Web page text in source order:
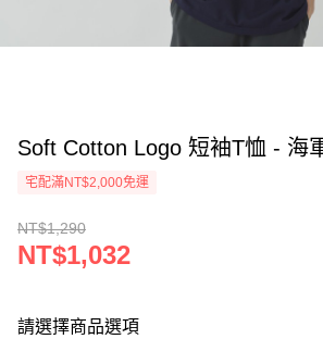
Soft Cotton Logo 短袖T恤 - 海
宅配滿NT$2,000免運
NT$1,290
NT$1,032
請選擇商品選項